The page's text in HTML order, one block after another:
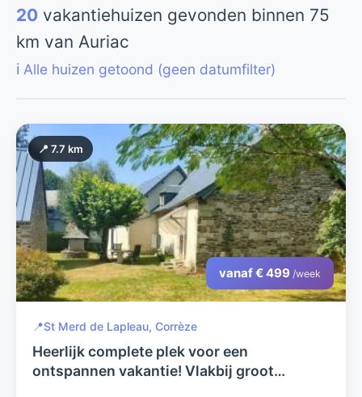
20 vakantiehuizen gevonden binnen 75
km van Auriac
ℹ️ Alle huizen getoond (geen datumfilter)
📍 7.7 km
vanaf € 499 /week
📍St Merd de Lapleau, Corrèze
Heerlijk complete plek voor een
ontspannen vakantie! Vlakbij groot